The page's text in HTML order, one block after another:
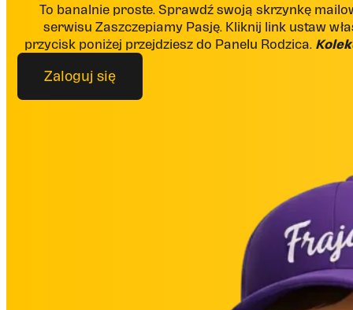
To banalnie proste. Sprawdź swoją skrzynkę
serwisu Zaszczepiamy Pasję. Kliknij link ustaw
przycisk poniżej przejdziesz do Panelu Rodzica.
Zaloguj się